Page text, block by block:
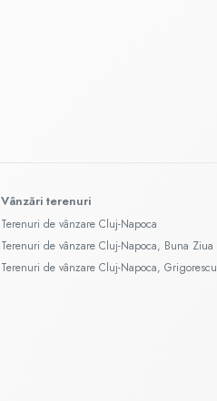
Vânzări terenuri
Terenuri de vânzare Cluj-Napoca
Terenuri de vânzare Cluj-Napoca, Buna Ziua
Terenuri de vânzare Cluj-Napoca, Grigorescu